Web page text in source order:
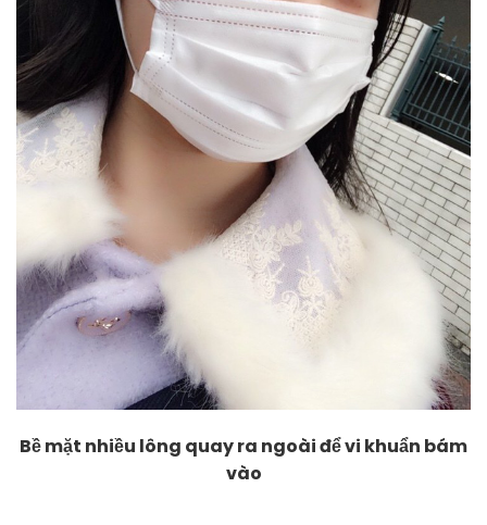
Bề mặt nhiều lông quay ra ngoài để vi khuẩn bám
vào